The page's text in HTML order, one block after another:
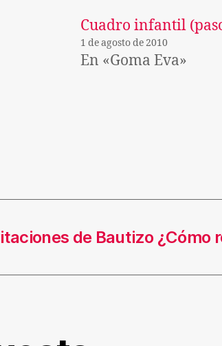
Cuadro infantil
1 de agosto de 2010
En «Goma Eva»
de Bautizo ¿Cómo